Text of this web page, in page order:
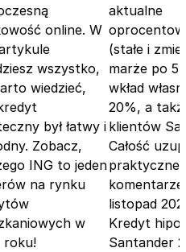
online. W
wszystko,
wiedzieć,
był łatwy i
Zobacz,
ING to jeden
na rynku
w
roku!
aktualne
(stałe i
marże po 5
wkład
20%, a
klientów
Całość
praktyczne
listopad
Kredyt
Santander